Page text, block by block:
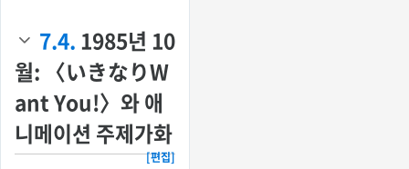
7.4. 1985년 10
월: 〈いきなりW
ant You!〉와 애
니메이션 주제가화
[편집]